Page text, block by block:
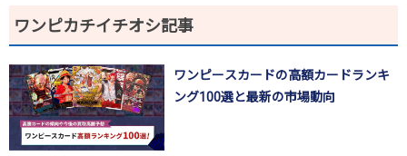
ワンピカチイチオシ記事
ワンピースカードの高額カードランキ
ング100選と最新の市場動向